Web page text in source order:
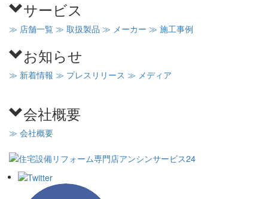
サービス
≫ 店舗一覧 ≫ 取扱製品 ≫ メーカー ≫ 施工事例
お知らせ
≫ 新着情報 ≫ プレスリリース ≫ メディア
会社概要
≫ 会社概要